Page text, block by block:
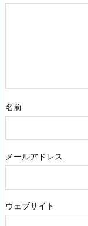
名前
メールアドレス
ウェブサイト